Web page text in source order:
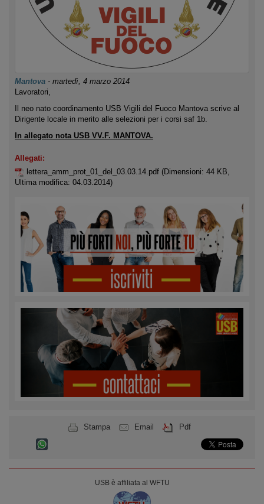
Mantova - martedì, 4 marzo 2014
Lavoratori,
Il neo nato coordinamento USB Vigili del Fuoco Mantova scrive al
Dirigente locale in merito alle selezioni per i corsi saf 1b.
In allegato nota USB VV.F. MANTOVA.
Allegati:
lettera_amm_prot_01_del_03.03.14.pdf (Dimensioni: 44 KB,
Ultima modifica: 04.03.2014)
Stampa Email Pdf
USB è affiliata al WFTU